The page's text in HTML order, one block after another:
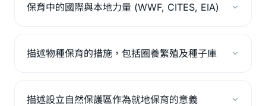
保育中的國際與本地力量 (WWF, CITES, EIA)
描述物種保育的措施，包括圈養繁殖及種子庫
描述設立自然保護區作為就地保育的意義